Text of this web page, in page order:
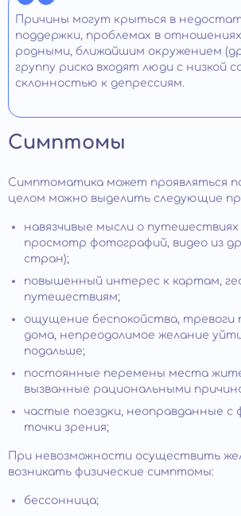
Причины могут крыться в
поддержки, проблемах в
родными, ближайшим окружением
группу риска входят люди с низкой
склонностью к депрессиям.
Симптомы
Симптоматика может проявляться
целом можно выделить следующие
навязчивые мысли о
просмотр фотографий, видео из
стран);
повышенный интерес к картам,
путешествиям;
ощущение беспокойства, тревоги
дома, непреодолимое желание
подальше;
постоянные перемены места
вызванные рациональными
частые поездки, неоправданные с
точки зрения;
При невозможности осуществить
возникать физические симптомы:
бессонница;